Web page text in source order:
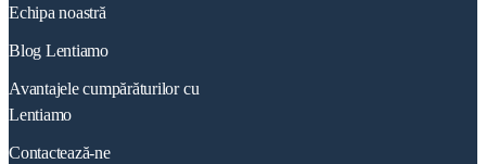
Echipa noastră
Blog Lentiamo
Avantajele cumpărăturilor cu
Lentiamo
Contactează-ne